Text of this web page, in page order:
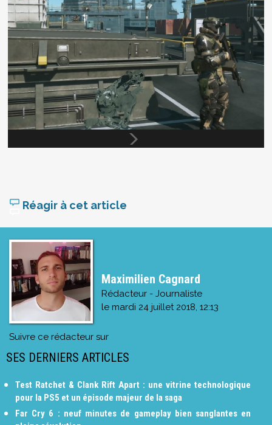
Réagir à cet article
Maximilien Cagnard
Rédacteur - Journaliste
le mardi 24 juillet 2018, 12:13
Suivre ce rédacteur sur
SES DERNIERS ARTICLES
Test Ratchet & Clank Rift Apart : une vitrine technologique
pour la PS5 et un épisode majeur de la saga
Far Cry 6 : neuf minutes de gameplay bien sanglantes en